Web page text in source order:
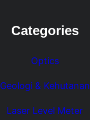
Categories
Optics
Geologi & Kehutanan
Laser Level Meter